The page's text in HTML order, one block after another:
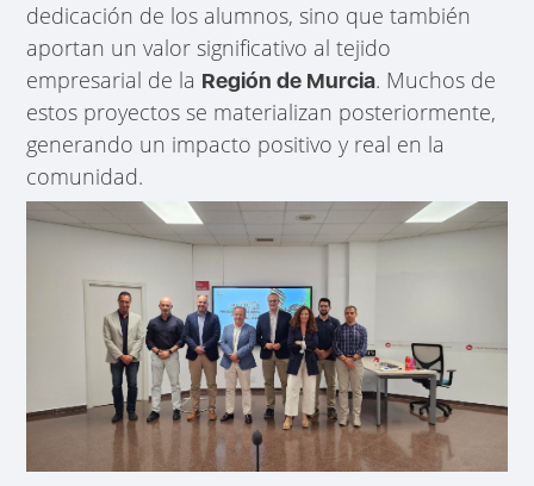
dedicación de los alumnos, sino que también
aportan un valor significativo al tejido
empresarial de la Región de Murcia. Muchos de
estos proyectos se materializan posteriormente,
generando un impacto positivo y real en la
comunidad.